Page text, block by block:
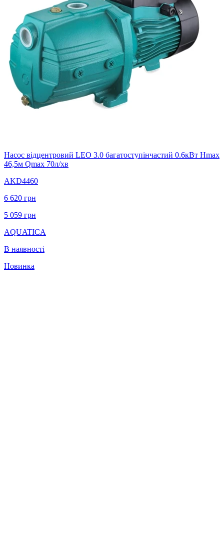
Насос відцентровий LEO 3.0 багатоступінчастий 0.6кВт Hmax
46,5м Qmax 70л/хв
AKD4460
6 620 грн
5 059 грн
AQUATICA
В наявності
Новинка